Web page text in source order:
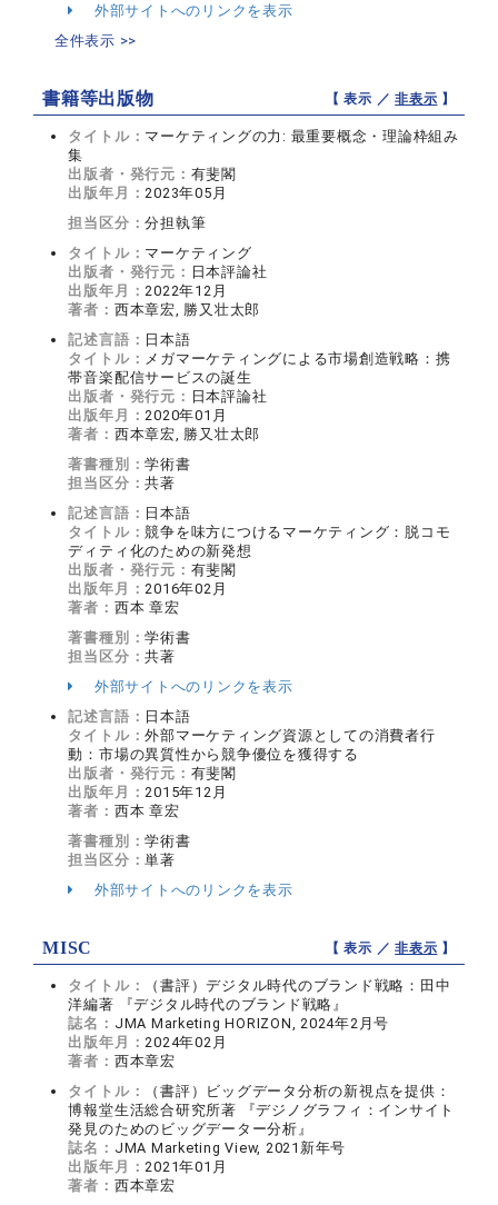
外部サイトへのリンクを表示
全件表示 >>
書籍等出版物 【 表示 ／非表示 】
タイトル： マーケティングの力: 最重要概念・理論枠組み
集
出版者・発行元： 有斐閣
出版年月： 2023年05月
担当区分：分担執筆
タイトル： マーケティング
出版者・発行元： 日本評論社
出版年月： 2022年12月
著者： 西本章宏, 勝又壮太郎
記述言語： 日本語
タイトル： メガマーケティングによる市場創造戦略：携
帯音楽配信サービスの誕生
出版者・発行元： 日本評論社
出版年月： 2020年01月
著者： 西本章宏, 勝又壮太郎
著書種別：学術書
担当区分：共著
記述言語： 日本語
タイトル：競争を味方につけるマーケティング：脱コモ
ディティ化のための新発想
出版者・発行元： 有斐閣
出版年月： 2016年02月
著者： 西本 章宏
著書種別：学術書
担当区分：共著
外部サイトへのリンクを表示
記述言語： 日本語
タイトル：外部マーケティング資源としての消費者行
動：市場の異質性から競争優位を獲得する
出版者・発行元： 有斐閣
出版年月： 2015年12月
著者： 西本 章宏
著書種別：学術書
担当区分：単著
外部サイトへのリンクを表示
MISC 【 表示 ／非表示 】
タイトル：
（書評）デジタル時代のブランド戦略：田中
洋編著 『デジタル時代のブランド戦略』
誌名： JMA Marketing HORIZON, 2024年2月号
出版年月： 2024年02月
著者： 西本章宏
タイトル：
（書評）ビッグデータ分析の新視点を提供：
博報堂生活総合研究所著 『デジノグラフィ：インサイト
発見のためのビッグデーター分析』
誌名： JMA Marketing View, 2021新年号
出版年月： 2021年01月
著者： 西本章宏